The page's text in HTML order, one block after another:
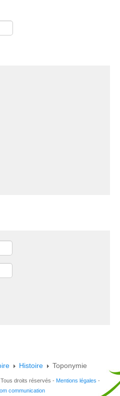
Histoire Toponymie
droits réservés - Mentions légales -
communication